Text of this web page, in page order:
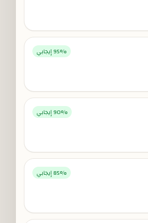
95% إيجابي
90% إيجابي
85% إيجابي